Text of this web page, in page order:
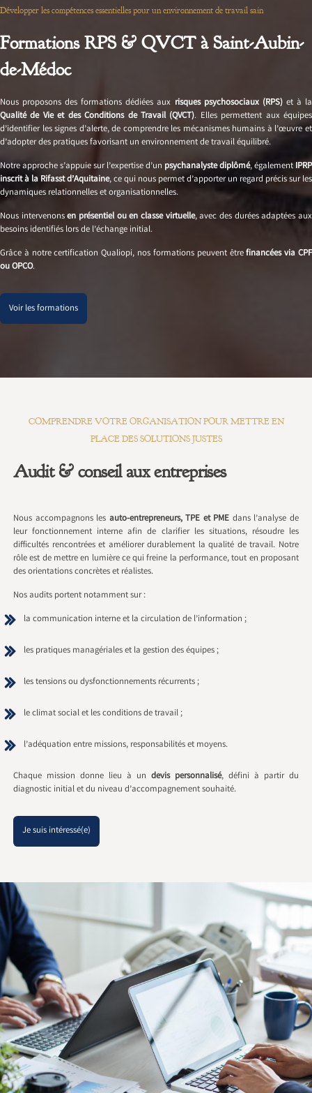
Développer les compétences essentielles pour un environnement de travail sain
Formations RPS & QVCT à Saint-Aubin-
de-Médoc
Nous proposons des formations dédiées aux risques psychosociaux (RPS)et à la
Qualité de Vie et des Conditions de Travail (QVCT). Elles permettent aux équipes
d’identifier les signes d’alerte, de comprendre les mécanismes humains à l’œuvre et
d’adopter des pratiques favorisant un environnement de travail équilibré.
Notre approche s’appuie sur l’expertise d’un psychanalyste diplômé, également IPRP
inscrit à la Rifasst d’Aquitaine, ce qui nous permet d’apporter un regard précis sur les
dynamiques relationnelles et organisationnelles.
Nous intervenonsen présentiel ou en classe virtuelle, avec des durées adaptées aux
besoins identifiés lors de l’échange initial.
Grâce à notre certification Qualiopi, nos formations peuvent êtrefinancées via CPF
ou OPCO.
Voir les formations
COMPRENDRE VOTRE ORGANISATION POUR METTRE EN
PLACE DES SOLUTIONS JUSTES
Audit & conseil aux entreprises
Nous accompagnons les auto-entrepreneurs, TPE et PME dans l’analyse de
leur fonctionnement interne afin de clarifier les situations, résoudre les
difficultés rencontrées et améliorer durablement la qualité de travail. Notre
rôle est de mettre en lumière ce qui freine la performance, tout en proposant
des orientations concrètes et réalistes.
Nos audits portent notamment sur :
la communication interne et la circulation de l’information ;
les pratiques managériales et la gestion des équipes ;
les tensions ou dysfonctionnements récurrents ;
le climat social et les conditions de travail ;
l’adéquation entre missions, responsabilités et moyens.
Chaque mission donne lieu à un devis personnalisé, défini à partir du
diagnostic initial et du niveau d’accompagnement souhaité.
Je suis intéressé(e)